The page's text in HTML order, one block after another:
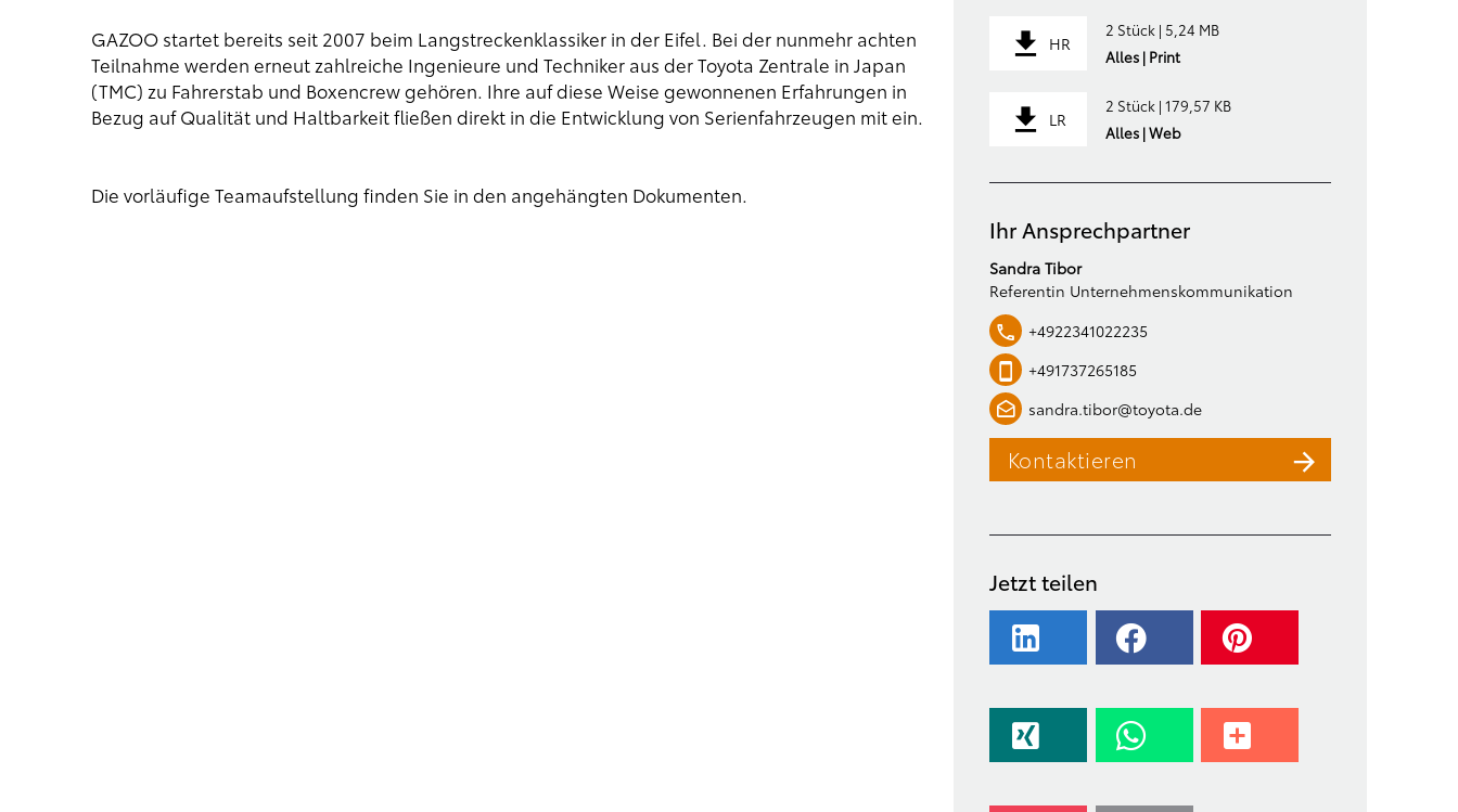
GAZOO startet bereits seit 2007 beim Langstreckenklassiker in der Eifel. Bei der nunmehr achten
Teilnahme werden erneut zahlreiche Ingenieure und Techniker aus der Toyota Zentrale in Japan
(TMC) zu Fahrerstab und Boxencrew gehören. Ihre auf diese Weise gewonnenen Erfahrungen in
Bezug auf Qualität und Haltbarkeit fließen direkt in die Entwicklung von Serienfahrzeugen mit ein.
Die vorläufige Teamaufstellung finden Sie in den angehängten Dokumenten.
HR
2 Stück | 5,24 MB
Alles | Print
LR
2 Stück | 179,57 KB
Alles | Web
Ihr Ansprechpartner
Sandra Tibor
Referentin Unternehmenskommunikation
+4922341022235
+491737265185
sandra.tibor@toyota.de
Kontaktieren
Jetzt teilen